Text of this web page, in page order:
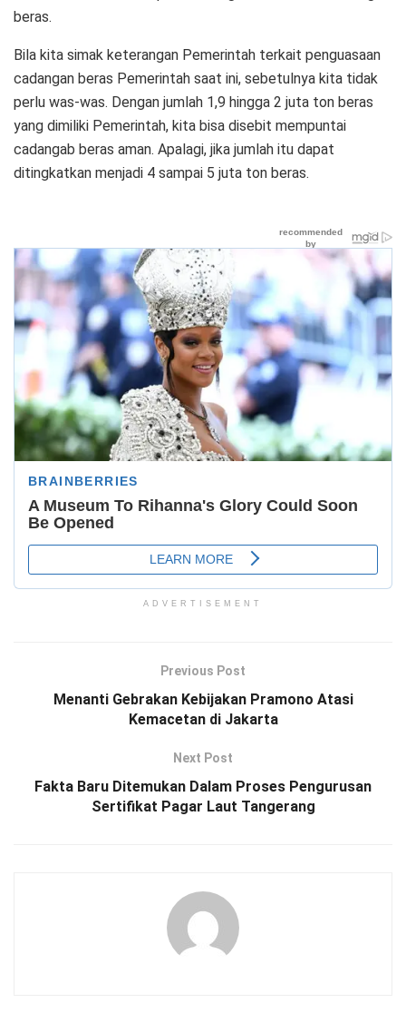
beras.
Bila kita simak keterangan Pemerintah terkait penguasaan
cadangan beras Pemerintah saat ini, sebetulnya kita tidak
perlu was-was. Dengan jumlah 1,9 hingga 2 juta ton beras
yang dimiliki Pemerintah, kita bisa disebit mempuntai
cadangab beras aman. Apalagi, jika jumlah itu dapat
ditingkatkan menjadi 4 sampai 5 juta ton beras.
ADVERTISEMENT
Previous Post
Menanti Gebrakan Kebijakan Pramono Atasi
Kemacetan di Jakarta
Next Post
Fakta Baru Ditemukan Dalam Proses Pengurusan
Sertifikat Pagar Laut Tangerang